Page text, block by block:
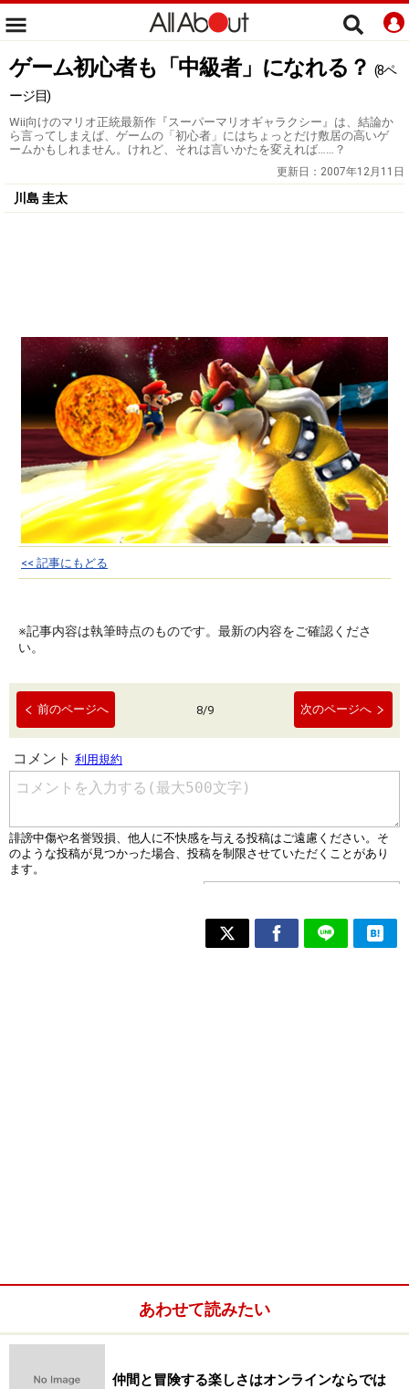
ゲーム初心者も「中級者」になれる？ (8ペ
ージ目)
Wii向けのマリオ正統最新作『スーパーマリオギャラクシー』は、結論か
ら言ってしまえば、ゲームの「初心者」にはちょっとだけ敷居の高いゲ
ームかもしれません。けれど、それは言いかたを変えれば……？
更新日： 2007年12月11日
川島 圭太
<< 記事にもどる
※記事内容は執筆時点のものです。最新の内容をご確認くださ
い。
前のページへ 8/9 次のページへ
あわせて読みたい
仲間と冒険する楽しさはオンラインならでは